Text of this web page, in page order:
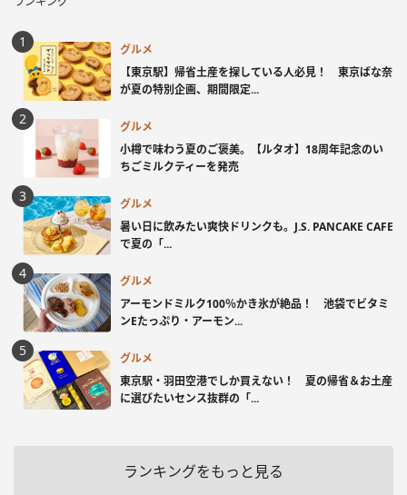
グルメ
【東京駅】帰省土産を探している人必見！ 東京ばな奈
が夏の特別企画、期間限定...
グルメ
小樽で味わう夏のご褒美。【ルタオ】18周年記念のい
ちごミルクティーを発売
グルメ
暑い日に飲みたい爽快ドリンクも。J.S. PANCAKE CAFE
で夏の「...
グルメ
アーモンドミルク100％かき氷が絶品！ 池袋でビタミ
ンEたっぷり・アーモン...
グルメ
東京駅・羽田空港でしか買えない！ 夏の帰省＆お土産
に選びたいセンス抜群の「...
ランキングをもっと見る